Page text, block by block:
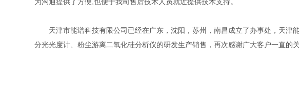
天津市能谱科技有限公司已经在广东，沈阳，苏州，南昌成立了办事处，天津
分光光度计、粉尘游离二氧化硅分析仪的研发生产销售，再次感谢广大客户一直的关